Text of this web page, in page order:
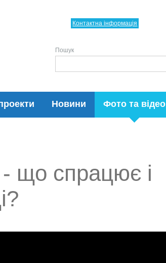
Новини Фото та відео
Контактна інформація
Пошук
- що спрацює і